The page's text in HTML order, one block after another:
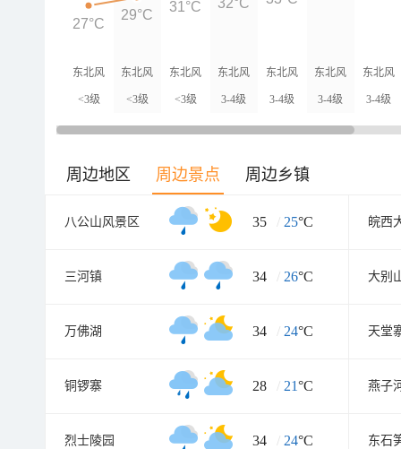
东北风
<3级
东北风
<3级
东北风
<3级
东北风
3-4级
东北风
3-4级
东北风
3-4级
东北风
3-4级
27°C
29°C
31°C
周边地区 周边景点 周边乡镇
八公山风景区 35 / 25°C 皖西
三河镇 34 / 26°C 大别
万佛湖 34 / 24°C 天堂
铜锣寨 28 / 21°C
烈士陵园 34 / 24°C 东石